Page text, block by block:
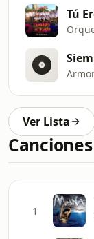
Tú
Ver Lista
1